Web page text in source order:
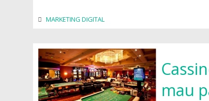
MARKETING DIGITAL
mau